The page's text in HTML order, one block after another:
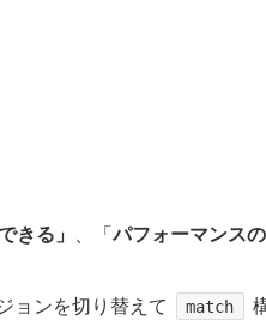
きる」 、「パフォーマンス
ョンを切り替えて match